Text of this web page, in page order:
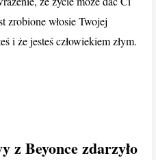
zrobione włosie Twojej
i że jesteś człowiekiem złym.
z Beyonce zdarzyło